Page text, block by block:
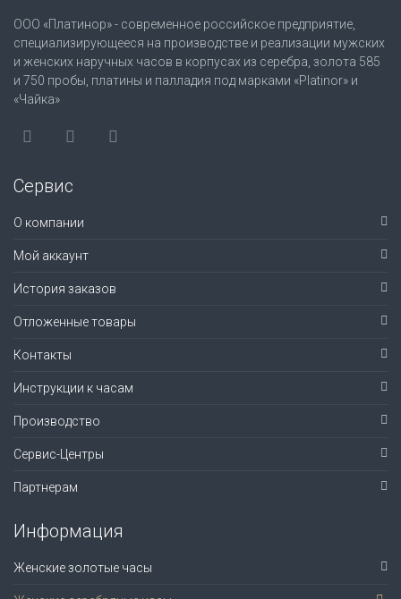
ООО «Платинор» - современное российское предприятие,
специализирующееся на производстве и реализации мужских
и женских наручных часов в корпусах из серебра, золота 585
и 750 пробы, платины и палладия под марками «Platinor» и
«Чайка»
Сервис
О компании
Мой аккаунт
История заказов
Отложенные товары
Контакты
Инструкции к часам
Производство
Сервис-Центры
Партнерам
Информация
Женские золотые часы